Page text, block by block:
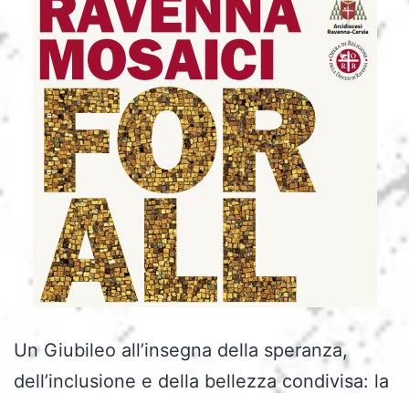
Un Giubileo all’insegna della speranza,
dell’inclusione e della bellezza condivisa: la